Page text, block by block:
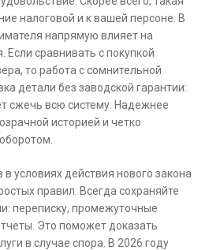
налоговой и к вашей персоне. В
напрямую влияет на
Если сравнивать с покупкой
то работа с сомнительной
детали без заводской гарантии:
сжечь всю систему. Надежнее
историей и четко
условиях действия нового закона
правил. Всегда сохраняйте
переписку, промежуточные
Это поможет доказать
в случае спора. В 2026 году